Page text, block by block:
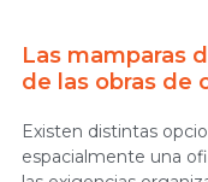
Las mamparas
de las obras de
Existen distintas
espacialmente una